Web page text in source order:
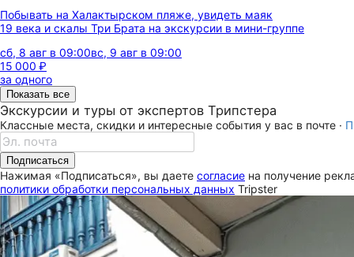
Побывать на Халактырском пляже, увидеть маяк
19 века и скалы Три Брата на экскурсии в мини-группе
сб, 8 авг в 09:00вс, 9 авг в 09:00
15 000 ₽
за одного
Показать все
Экскурсии и туры от экспертов Трипстера
Классные места, скидки и интересные события у вас в почте ·
Подписаться
Нажимая «Подписаться», вы даете согласие на получение
политики обработки персональных данных Tripster